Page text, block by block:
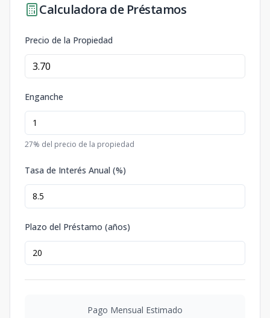
Calculadora de Préstamos
Precio de la Propiedad
Enganche
27% del precio de la propiedad
Tasa de Interés Anual (%)
Plazo del Préstamo (años)
Pago Mensual Estimado